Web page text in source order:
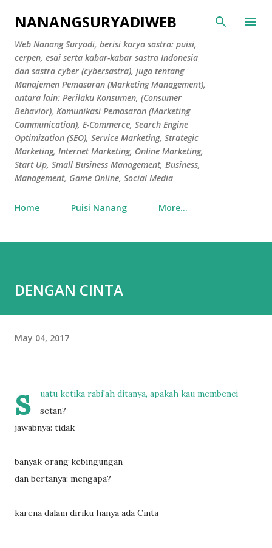
Skip to main content
NANANGSURYADIWEB
Web Nanang Suryadi, berisi karya sastra: puisi,
cerpen, esai serta kabar-kabar sastra Indonesia
dan sastra cyber (cybersastra), juga tentang
Manajemen Pemasaran (Marketing Management),
antara lain: Perilaku Konsumen, (Consumer
Behavior), Komunikasi Pemasaran (Marketing
Communication), E-Commerce, Search Engine
Optimization (SEO), Service Marketing, Strategic
Marketing, Internet Marketing, Online Marketing,
Start Up, Small Business Management, Business,
Management, Game Online, Social Media
Home Puisi Nanang More…
DENGAN CINTA
May 04, 2017
s
uatu ketika rabi'ah ditanya, apakah kau membenci
setan?
jawabnya: tidak
banyak orang kebingungan
dan bertanya: mengapa?
karena dalam diriku hanya ada Cinta